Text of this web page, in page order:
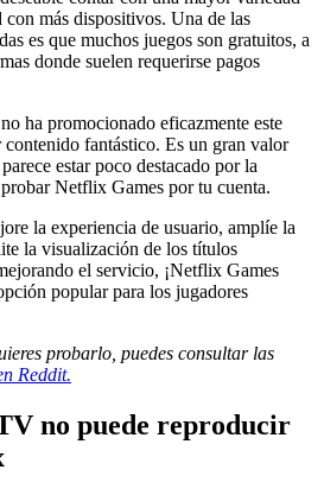
más dispositivos. Una de las
es que muchos juegos son gratuitos, a
donde suelen requerirse pagos
ha promocionado eficazmente este
contenido fantástico. Es un gran valor
estar poco destacado por la
Netflix Games por tu cuenta.
la experiencia de usuario, amplíe la
la visualización de los títulos
el servicio, ¡Netflix Games
popular para los jugadores
probarlo, puedes consultar las
Reddit.
no puede reproducir